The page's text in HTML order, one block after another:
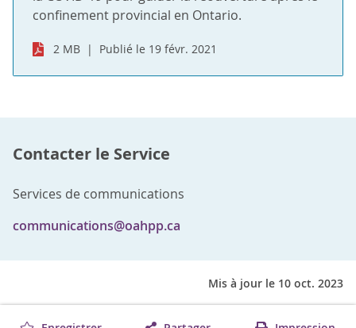
confinement provincial en Ontario.
2 MB Publié le 19 févr. 2021
Contacter le Service
Services de communications
communications@oahpp.ca
Mis à jour le 10 oct. 2023